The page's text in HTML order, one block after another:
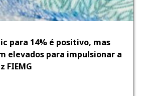
para 14% é positivo, mas
elevados para impulsionar a
FIEMG